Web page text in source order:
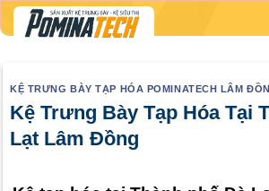
Skip
to
KỆ TRƯNG BÀY TẠP HÓA POMINATECH LÂM
Kệ Trưng Bày Tạp Hóa Tại
Lạt Lâm Đồng